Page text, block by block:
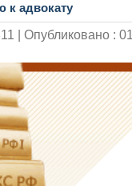
к адвокату
| Опубликовано :